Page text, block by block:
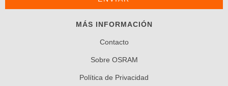
MÁS INFORMACIÓN
Contacto
Sobre OSRAM
Política de Privacidad